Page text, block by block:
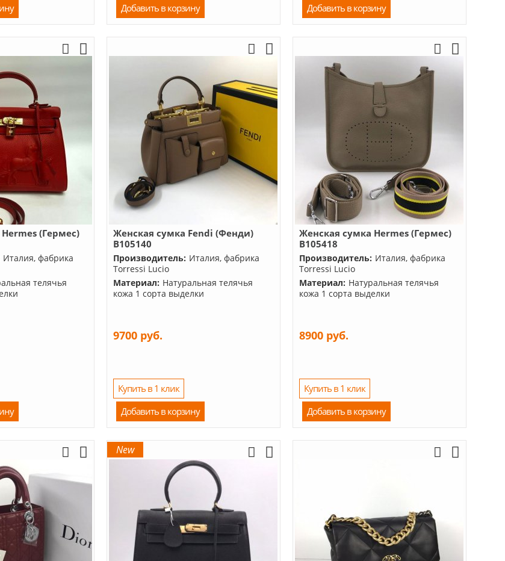
Добавить в корзину
Добавить в корзину
(Гермес)
Италия, фабрика
телячья
Женская сумка Fendi (Фенди)
B105140
Производитель: Италия, фабрика
Torressi Lucio
Материал: Натуральная телячья
кожа 1 сорта выделки
9700 руб.
Купить в 1 клик
Добавить в корзину
Женская сумка Hermes (Гермес)
B105418
Производитель: Италия, фабрика
Torressi Lucio
Материал: Натуральная телячья
кожа 1 сорта выделки
8900 руб.
Купить в 1 клик
Добавить в корзину
New